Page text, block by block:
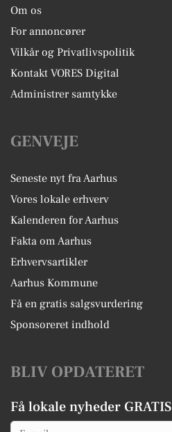
Om os
For annoncører
Vilkår og Privatlivspolitik
Kontakt VORES Digital
Administrer samtykke
GENVEJE
Seneste nyt fra Aarhus
Vores lokale erhverv
Kalenderen for Aarhus
Fakta om Aarhus
Erhvervsartikler
Aarhus Kommune
Få en gratis salgsvurdering
Sponsoreret indhold
BLIV OPDATERET
Få lokale nyheder GRATIS
Email